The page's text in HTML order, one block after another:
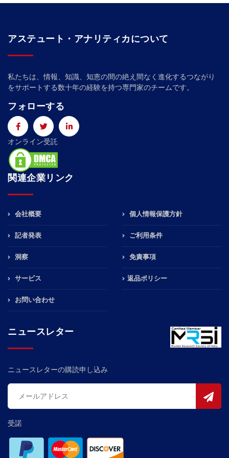
アステュート・アナリティカについて
私たちは、情報、知識、知恵の間の絶え間なく進化するつながり
をサポートする数十年の経験を持つ専門家のチームです。
フォローする
オンライン受託
関連企業リンク
会社概要
記者発表
洞察
サービス
お問い合わせ
個人情報保護方針
ご利用条件
免責事項
返品ポリシー
ニュースレター
ニュースレターの購読申し込み
受諾